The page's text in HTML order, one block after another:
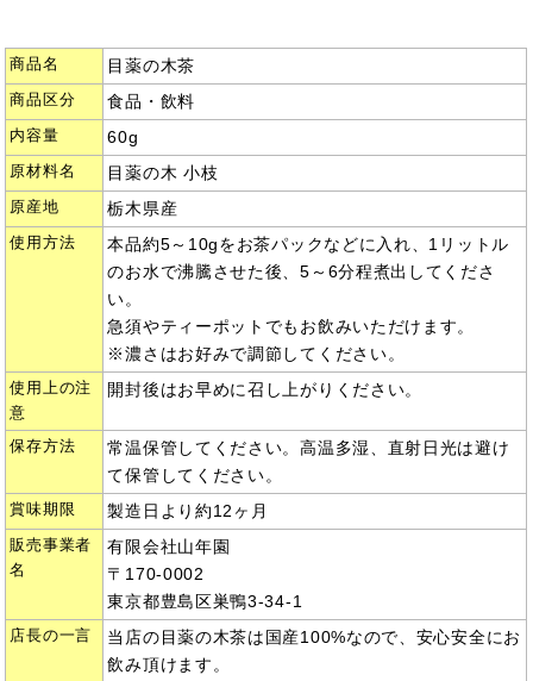
商品名 目薬の木茶
商品区分 食品・飲料
内容量 60g
原材料名 目薬の木 小枝
原産地 栃木県産
使用方法
本品約5～10gをお茶パックなどに入れ、1リットル
のお水で沸騰させた後、5～6分程煮出してくださ
い。
急須やティーポットでもお飲みいただけます。
※濃さはお好みで調節してください。
使用上の注
意
開封後はお早めに召し上がりください。
保存方法
常温保管してください。高温多湿、直射日光は避け
て保管してください。
賞味期限 製造日より約12ヶ月
販売事業者
名
有限会社山年園
〒170-0002
東京都豊島区巣鴨3-34-1
店長の一言
当店の目薬の木茶は国産100%なので、安心安全にお
飲み頂けます。